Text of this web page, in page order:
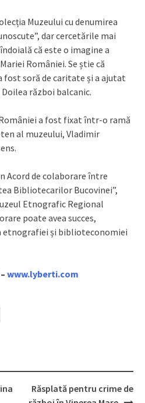
Muzeului cu denumirea
dar cercetările mai
că este o imagine a
României. Se știe că
fost soră de caritate și a ajutat
război balcanic.
a fost fixat într-o ramă
al muzeului, Vladimir
Acord de colaborare între
Bibliotecarilor Bucovinei”,
Etnografic Regional
poate avea succes,
etnografiei și biblioteconomiei
www.lyberti.com
Răsplată pentru crime de